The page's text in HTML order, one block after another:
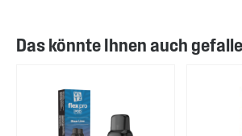
Das könnte Ihnen auch